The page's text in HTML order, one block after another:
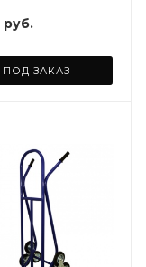
руб.
ПОД ЗАКАЗ